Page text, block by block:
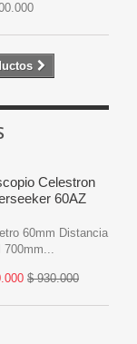
Celestron
60AZ
60mm Distancia
700mm...
$ 930.000